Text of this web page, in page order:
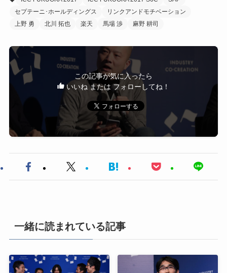
セプテーニ･ホールディングス
リンクアンドモチベーション
上野 勇
北川 拓也 楽天 馬場 渉 麻野 耕司
この記事が気に入ったら
いいね または フォローしてね！
一緒に読まれている記事